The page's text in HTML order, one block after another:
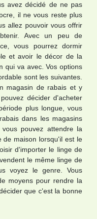
avez décidé de ne pas
il ne vous reste plus
allez pouvoir vous offrir
Avec un peu de
vous pourrez dormir
et avoir le décor de la
qui va avec. Vos options
sont les suivantes.
magasin de rabais et y
décider d'acheter
plus longue, vous
dans les magasins
pouvez attendre la
de maison lorsqu'il est le
d'importer le linge de
le même linge de
voyez le genre. Vous
moyens pour rendre la
que c'est la bonne